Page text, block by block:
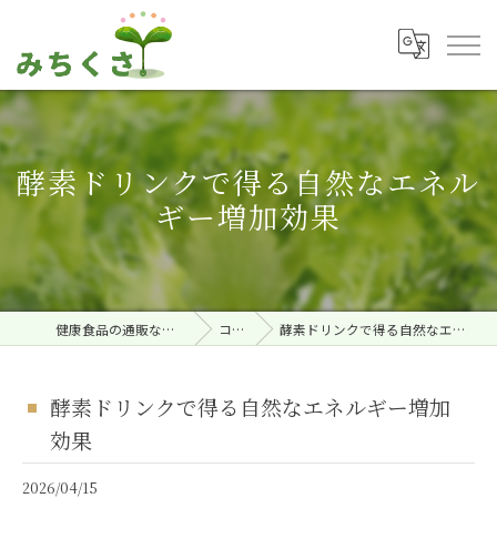
酵素ドリンクで得る自然なエネル
ギー増加効果
健康食品の通販ならみちくさ。 コラム 酵素ドリンクで得る自然なエネルギー増加効果
酵素ドリンクで得る自然なエネルギー増加
効果
2026/04/15